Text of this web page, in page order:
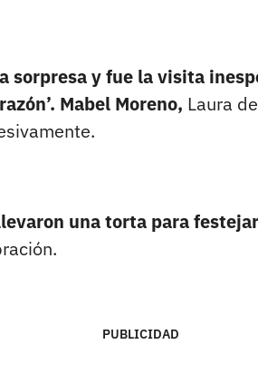
sorpresa y fue la visita
Mabel Moreno, Laura
una torta para
PUBLICIDAD